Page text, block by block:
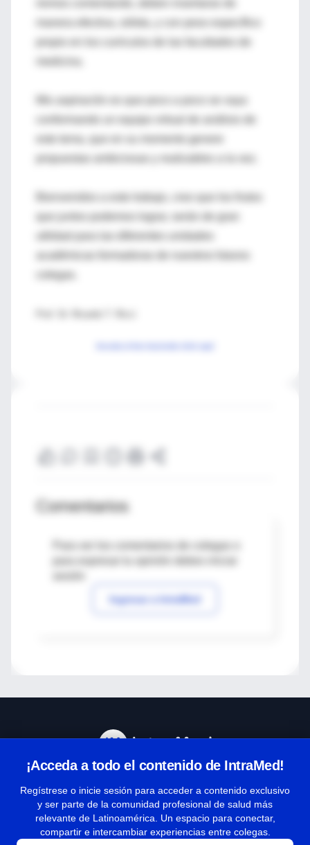
conformando un equipo virtual de análisis de
este tema, que en su momento genere
que juntos podemos lograr, serán de gran
colegas.
Comentarios
Para ver los comentarios de colegas o
Ingresar a IntraMed
¡Acceda a todo el contenido de IntraMed!
Regístrese o inicie sesión para acceder a contenido exclusivo
y ser parte de la comunidad profesional de salud más
relevante de Latinoamérica. Un espacio para conectar,
compartir e intercambiar experiencias entre colegas.
Términos y condiciones
| Políticas de privacidad